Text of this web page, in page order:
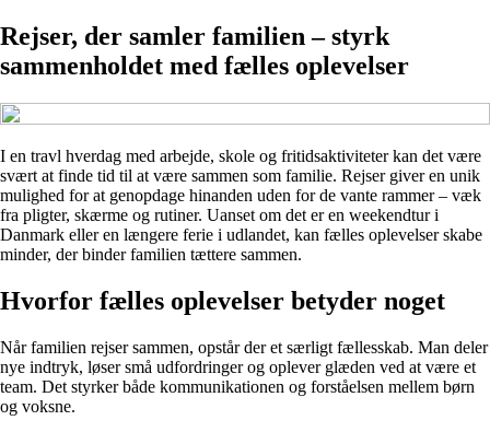
Rejser, der samler familien – styrk
sammenholdet med fælles oplevelser
I en travl hverdag med arbejde, skole og fritidsaktiviteter kan det være
svært at finde tid til at være sammen som familie. Rejser giver en unik
mulighed for at genopdage hinanden uden for de vante rammer – væk
fra pligter, skærme og rutiner. Uanset om det er en weekendtur i
Danmark eller en længere ferie i udlandet, kan fælles oplevelser skabe
minder, der binder familien tættere sammen.
Hvorfor fælles oplevelser betyder noget
Når familien rejser sammen, opstår der et særligt fællesskab. Man deler
nye indtryk, løser små udfordringer og oplever glæden ved at være et
team. Det styrker både kommunikationen og forståelsen mellem børn
og voksne.